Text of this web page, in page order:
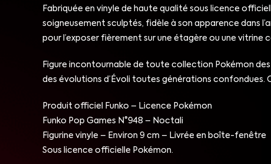
Fabriquée en vinyle de haute qualité sous licence
soigneusement sculptés, fidèle à son apparence dans
pour l’exposer fièrement sur une étagère ou une
Figure incontournable de toute collection Pokémon
des évolutions d’Évoli toutes générations
Produit officiel Funko – Licence Pokémon
Funko Pop Games N°948 – Noctali
Figurine vinyle – Environ 9 cm – Livrée en boîte-fenêtre
Sous licence officielle Pokémon.